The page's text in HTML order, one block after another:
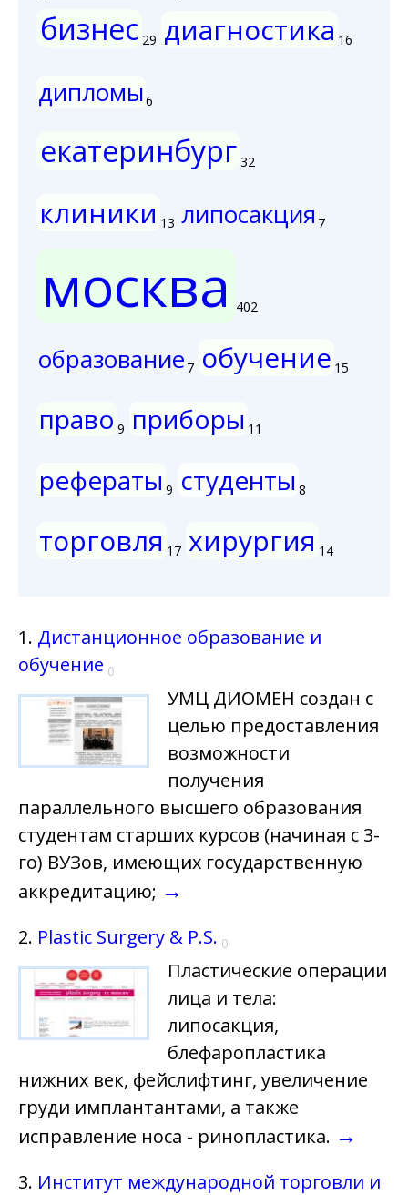
бизнес 29 диагностика 16
дипломы6
екатеринбург 32
клиники 13 липосакция 7
москва 402
образование 7 обучение 15
право 9 приборы 11
рефераты 9 студенты 8
торговля 17 хирургия 14
1. Дистанционное образование и
обучение 0
УМЦ ДИОМЕН создан с
целью предоставления
возможности
получения
параллельного высшего образования
студентам старших курсов (начиная с 3-
го) ВУЗов, имеющих государственную
аккредитацию; →
2. Plastic Surgery & P.S. 0
Пластические операции
лица и тела:
липосакция,
блефаропластика
нижних век, фейслифтинг, увеличение
груди имплантантами, а также
исправление носа - ринопластика. →
3. Институт международной торговли и